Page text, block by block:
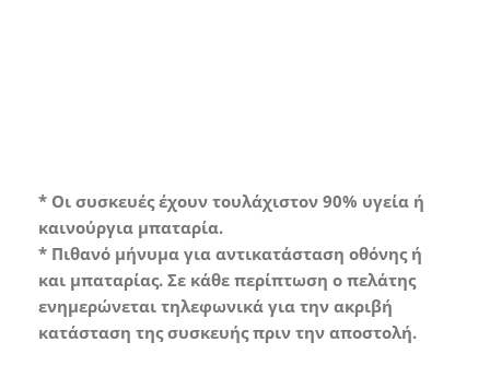
* Οι συσκευές έχουν τουλάχιστον 90% υγεία ή
καινούργια μπαταρία.
* Πιθανό μήνυμα για αντικατάσταση οθόνης ή
και μπαταρίας. Σε κάθε περίπτωση ο πελάτης
ενημερώνεται τηλεφωνικά για την ακριβή
κατάσταση της συσκευής πριν την αποστολή.